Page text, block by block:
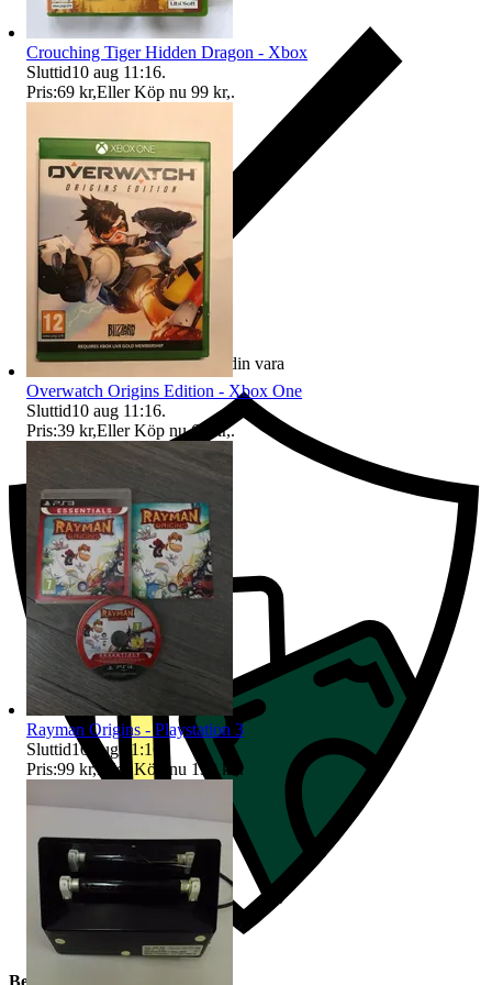
Ersättning om du inte får din vara
Beskrivning
Crouching Tiger Hidden Dragon - Xbox
Sluttid10 aug 11:16.
Pris:69 kr,Eller Köp nu 99 kr,.
Overwatch Origins Edition - Xbox One
Sluttid10 aug 11:16.
Pris:39 kr,Eller Köp nu 69 kr,.
Rayman Origins - Playstation 3
Sluttid10 aug 11:16
Pris:99 kr,Eller Köp nu 139 kr .